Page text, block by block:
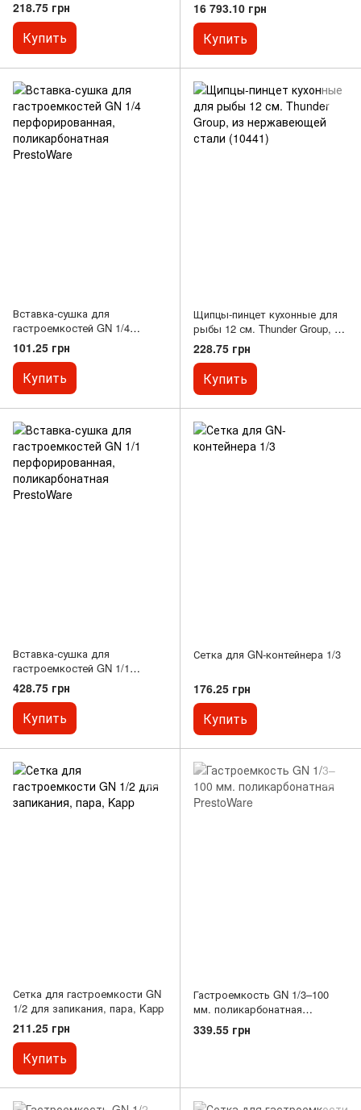
218.75 грн
Купить
16 793.10 грн
Купить
Вставка-сушка для
гастроемкостей GN 1/4
перфорированная,
поликарбонатная PrestoWare
101.25 грн
Купить
Щипцы-пинцет кухонные для
рыбы 12 см. Thunder Group, из
нержавеющей стали (10441)
228.75 грн
Купить
Вставка-сушка для
гастроемкостей GN 1/1
перфорированная,
поликарбонатная PrestoWare
428.75 грн
Купить
Сетка для GN-контейнера 1/3
176.25 грн
Купить
Сетка для гастроемкости GN
1/2 для запикания, пара, Kapp
211.25 грн
Купить
Гастроемкость GN 1/3–100
мм. поликарбонатная
PrestoWare
339.55 грн